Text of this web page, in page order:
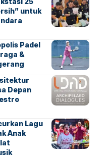
untuk
Padel
&
Depan
Lagu
Anak